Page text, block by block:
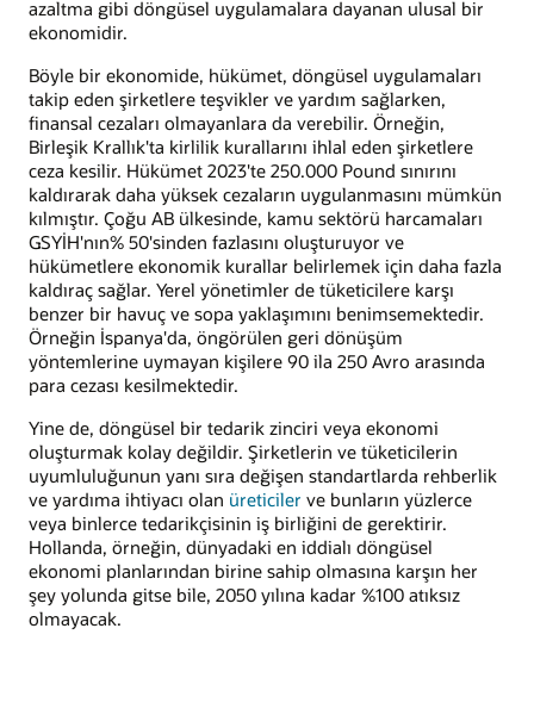
azaltma gibi döngüsel uygulamalara dayanan ulusal bir
ekonomidir.
Böyle bir ekonomide, hükümet, döngüsel uygulamaları
takip eden şirketlere teşvikler ve yardım sağlarken,
finansal cezaları olmayanlara da verebilir. Örneğin,
Birleşik Krallık'ta kirlilik kurallarını ihlal eden şirketlere
ceza kesilir. Hükümet 2023'te 250.000 Pound sınırını
kaldırarak daha yüksek cezaların uygulanmasını mümkün
kılmıştır. Çoğu AB ülkesinde, kamu sektörü harcamaları
GSYİH'nın% 50'sinden fazlasını oluşturuyor ve
hükümetlere ekonomik kurallar belirlemek için daha fazla
kaldıraç sağlar. Yerel yönetimler de tüketicilere karşı
benzer bir havuç ve sopa yaklaşımını benimsemektedir.
Örneğin İspanya'da, öngörülen geri dönüşüm
yöntemlerine uymayan kişilere 90 ila 250 Avro arasında
para cezası kesilmektedir.
Yine de, döngüsel bir tedarik zinciri veya ekonomi
oluşturmak kolay değildir. Şirketlerin ve tüketicilerin
uyumluluğunun yanı sıra değişen standartlarda rehberlik
ve yardıma ihtiyacı olan üreticiler ve bunların yüzlerce
veya binlerce tedarikçisinin iş birliğini de gerektirir.
Hollanda, örneğin, dünyadaki en iddialı döngüsel
ekonomi planlarından birine sahip olmasına karşın her
şey yolunda gitse bile, 2050 yılına kadar %100 atıksız
olmayacak.